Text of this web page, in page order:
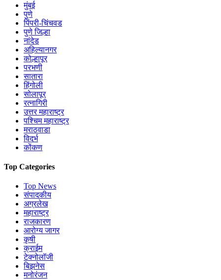
मुंबई
पुणे
पिंपरी-चिंचवड
पुणे जिल्हा
नांदेड
अहिल्यानगर
कोल्हापूर
परभणी
सातारा
हिंगोली
सोलापूर
रत्नागिरी
उत्तर महाराष्ट्र
पश्चिम महाराष्ट्र
मराठवाडा
विदर्भ
कोंकण
Top Categories
Top News
संपादकीय
अग्रलेख
महाराष्ट्र
राजकारण
आरोग्य जागर
कृषी
क्राईम
टेक्नोलॉजी
बिझनेस
मनोरंजन